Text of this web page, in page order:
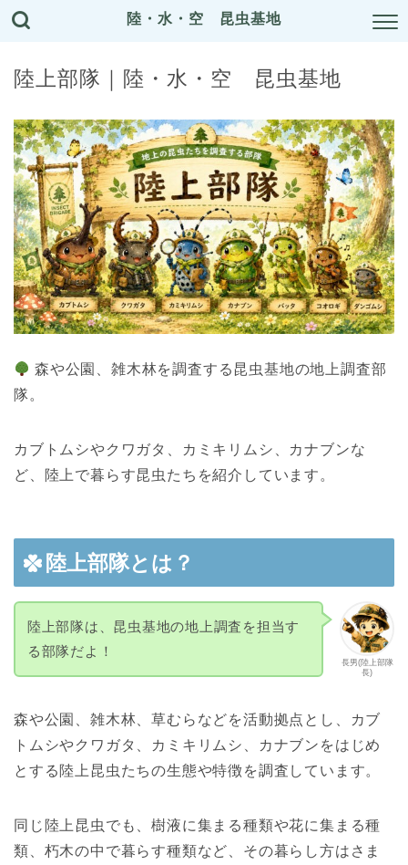
陸・水・空 昆虫基地
陸上部隊｜陸・水・空 昆虫基地
森や公園、雑木林を調査する昆虫基地の地上調査部
隊。
カブトムシやクワガタ、カミキリムシ、カナブンな
ど、陸上で暮らす昆虫たちを紹介しています。
陸上部隊とは？
長男(陸上部隊
長)
陸上部隊は、昆虫基地の地上調査を担当す
る部隊だよ！
森や公園、雑木林、草むらなどを活動拠点とし、カブ
トムシやクワガタ、カミキリムシ、カナブンをはじめ
とする陸上昆虫たちの生態や特徴を調査しています。
同じ陸上昆虫でも、樹液に集まる種類や花に集まる種
類、朽木の中で暮らす種類など、その暮らし方はさま